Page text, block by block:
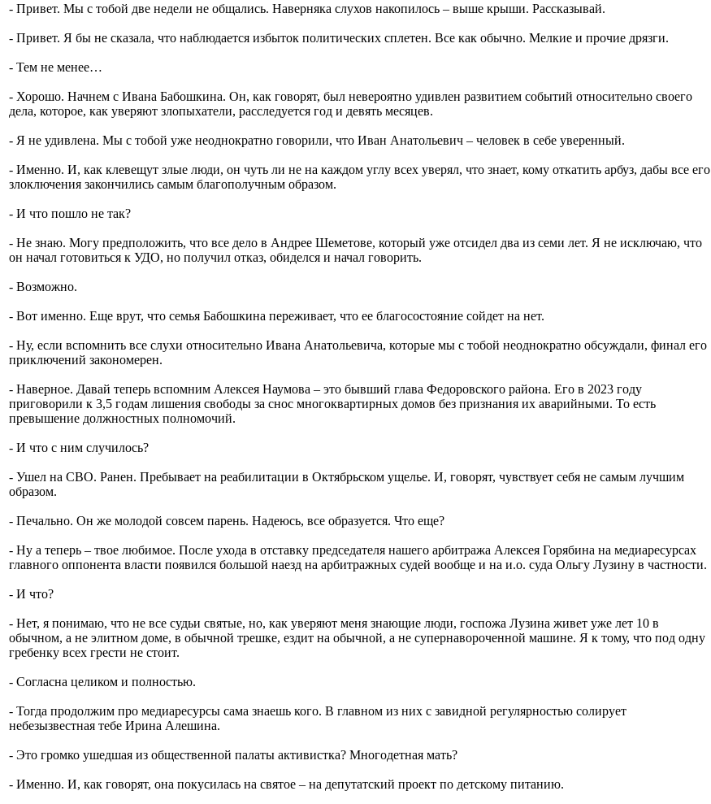
- Привет. Мы с тобой две недели не общались. Наверняка слухов накопилось – выше крыши. Рассказывай.
- Привет. Я бы не сказала, что наблюдается избыток политических сплетен. Все как обычно. Мелкие и прочие дрязги.
- Тем не менее…
- Хорошо. Начнем с Ивана Бабошкина. Он, как говорят, был невероятно удивлен развитием событий относительно своего
дела, которое, как уверяют злопыхатели, расследуется год и девять месяцев.
- Я не удивлена. Мы с тобой уже неоднократно говорили, что Иван Анатольевич – человек в себе уверенный.
- Именно. И, как клевещут злые люди, он чуть ли не на каждом углу всех уверял, что знает, кому откатить арбуз, дабы все его
злоключения закончились самым благополучным образом.
- И что пошло не так?
- Не знаю. Могу предположить, что все дело в Андрее Шеметове, который уже отсидел два из семи лет. Я не исключаю, что
он начал готовиться к УДО, но получил отказ, обиделся и начал говорить.
- Возможно.
- Вот именно. Еще врут, что семья Бабошкина переживает, что ее благосостояние сойдет на нет.
- Ну, если вспомнить все слухи относительно Ивана Анатольевича, которые мы с тобой неоднократно обсуждали, финал его
приключений закономерен.
- Наверное. Давай теперь вспомним Алексея Наумова – это бывший глава Федоровского района. Его в 2023 году
приговорили к 3,5 годам лишения свободы за снос многоквартирных домов без признания их аварийными. То есть
превышение должностных полномочий.
- И что с ним случилось?
- Ушел на СВО. Ранен. Пребывает на реабилитации в Октябрьском ущелье. И, говорят, чувствует себя не самым лучшим
образом.
- Печально. Он же молодой совсем парень. Надеюсь, все образуется. Что еще?
- Ну а теперь – твое любимое. После ухода в отставку председателя нашего арбитража Алексея Горябина на медиаресурсах
главного оппонента власти появился большой наезд на арбитражных судей вообще и на и.о. суда Ольгу Лузину в частности.
- И что?
- Нет, я понимаю, что не все судьи святые, но, как уверяют меня знающие люди, госпожа Лузина живет уже лет 10 в
обычном, а не элитном доме, в обычной трешке, ездит на обычной, а не супернавороченной машине. Я к тому, что под одну
гребенку всех грести не стоит.
- Согласна целиком и полностью.
- Тогда продолжим про медиаресурсы сама знаешь кого. В главном из них с завидной регулярностью солирует
небезызвестная тебе Ирина Алешина.
- Это громко ушедшая из общественной палаты активистка? Многодетная мать?
- Именно. И, как говорят, она покусилась на святое – на депутатский проект по детскому питанию.